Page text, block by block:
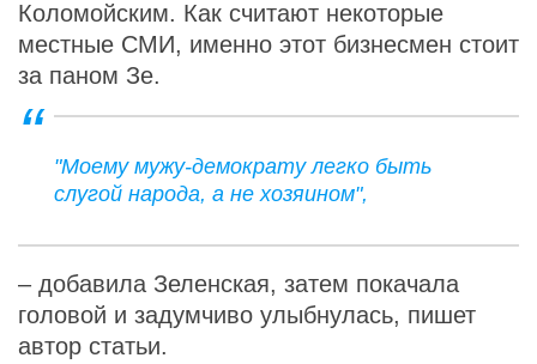
Коломойским. Как считают некоторые
местные СМИ, именно этот бизнесмен стоит
за паном Зе.
"Моему мужу-демократу легко быть
слугой народа, а не хозяином",
– добавила Зеленская, затем покачала
головой и задумчиво улыбнулась, пишет
автор статьи.